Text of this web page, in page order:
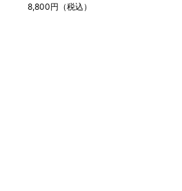
8,800円（税込）